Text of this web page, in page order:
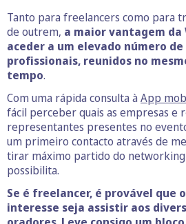
Tanto para freelancers como para
de outrem, a maior vantagem da
aceder a um elevado número
profissionais, reunidos no
tempo.
Com uma rápida consulta à App
fácil perceber quais as empresas e
representantes presentes no
um primeiro contacto através de
tirar máximo partido do
possibilita.
Se é freelancer, é provável que
interesse seja assistir aos